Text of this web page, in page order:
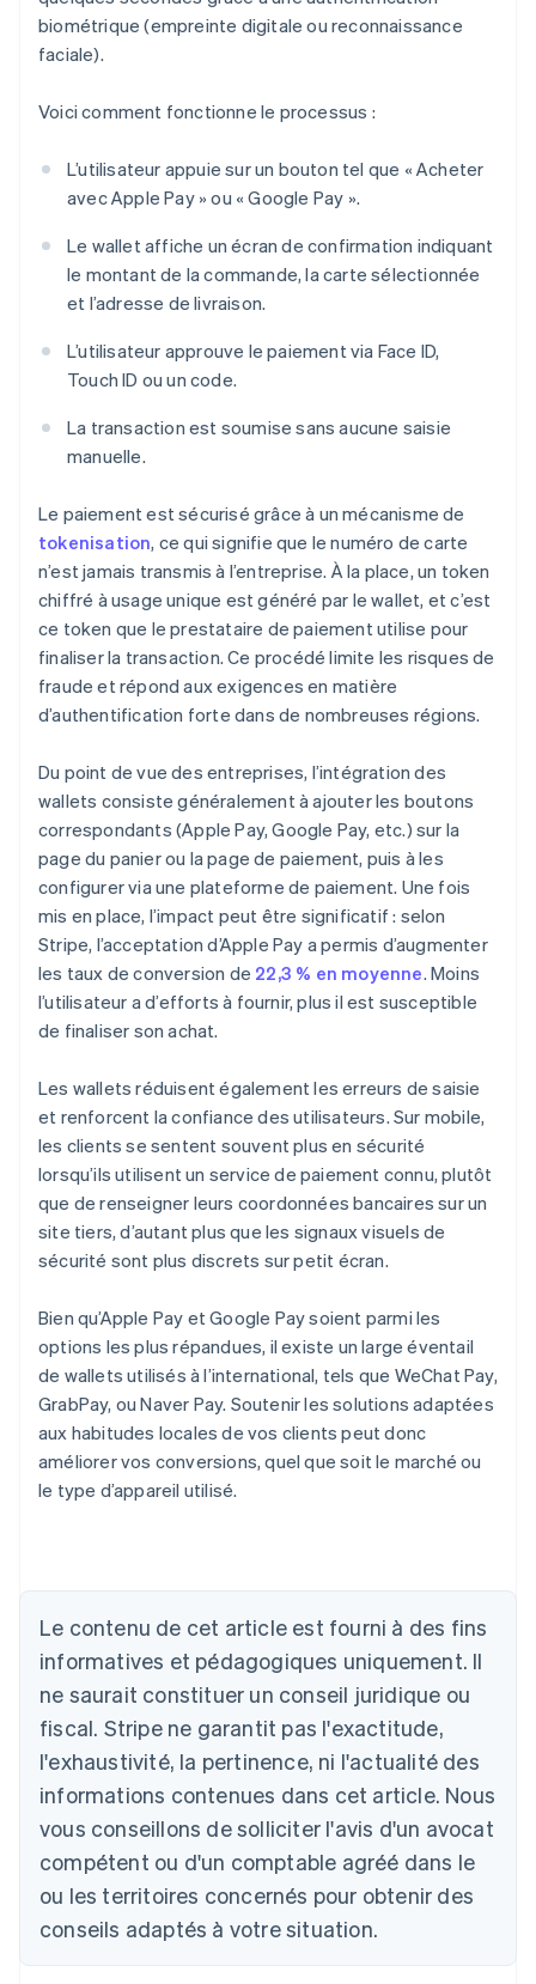
biométrique (empreinte digitale ou reconnaissance
faciale).
Voici comment fonctionne le processus :
L’utilisateur appuie sur un bouton tel que « Acheter
avec Apple Pay » ou « Google Pay ».
Le wallet affiche un écran de confirmation indiquant
le montant de la commande, la carte sélectionnée
et l’adresse de livraison.
L’utilisateur approuve le paiement via Face ID,
Touch ID ou un code.
La transaction est soumise sans aucune saisie
manuelle.
Le paiement est sécurisé grâce à un mécanisme de
tokenisation, ce qui signifie que le numéro de carte
n’est jamais transmis à l’entreprise. À la place, un token
chiffré à usage unique est généré par le wallet, et c’est
ce token que le prestataire de paiement utilise pour
finaliser la transaction. Ce procédé limite les risques de
fraude et répond aux exigences en matière
d’authentification forte dans de nombreuses régions.
Du point de vue des entreprises, l’intégration des
wallets consiste généralement à ajouter les boutons
correspondants (Apple Pay, Google Pay, etc.) sur la
page du panier ou la page de paiement, puis à les
configurer via une plateforme de paiement. Une fois
mis en place, l’impact peut être significatif : selon
Stripe, l’acceptation d’Apple Pay a permis d’augmenter
les taux de conversion de 22,3 % en moyenne. Moins
l’utilisateur a d’efforts à fournir, plus il est susceptible
de finaliser son achat.
Les wallets réduisent également les erreurs de saisie
et renforcent la confiance des utilisateurs. Sur mobile,
les clients se sentent souvent plus en sécurité
lorsqu’ils utilisent un service de paiement connu, plutôt
que de renseigner leurs coordonnées bancaires sur un
site tiers, d’autant plus que les signaux visuels de
sécurité sont plus discrets sur petit écran.
Bien qu’Apple Pay et Google Pay soient parmi les
options les plus répandues, il existe un large éventail
de wallets utilisés à l’international, tels que WeChat Pay,
GrabPay, ou Naver Pay. Soutenir les solutions adaptées
aux habitudes locales de vos clients peut donc
améliorer vos conversions, quel que soit le marché ou
le type d’appareil utilisé.
Le contenu de cet article est fourni à des fins
informatives et pédagogiques uniquement. Il
ne saurait constituer un conseil juridique ou
fiscal. Stripe ne garantit pas l'exactitude,
l'exhaustivité, la pertinence, ni l'actualité des
informations contenues dans cet article. Nous
vous conseillons de solliciter l'avis d'un avocat
compétent ou d'un comptable agréé dans le
ou les territoires concernés pour obtenir des
conseils adaptés à votre situation.
Allemagne
Deutsch English
Australie
English
Autriche
Belgique
NederlandsFrançaisDeutschEnglish
Brésil
Português English
Bulgarie
English
Canada
EnglishFrançais
Chine continentale